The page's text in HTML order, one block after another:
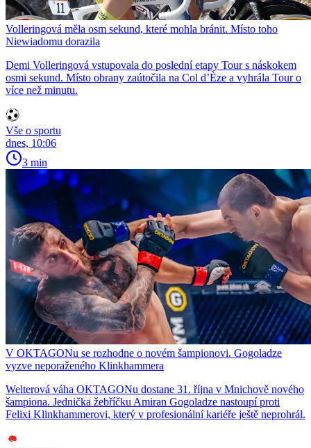
Volleringová měla osm sekund, které mohla bránit. Místo toho
Niewiadomu dorazila
Demi Volleringová vstupovala do poslední etapy Tour s náskokem
osmi sekund. Místo obrany zaútočila na Col d’Èze a vyhrála Tour o
více než minutu.
Vše o sportu
dnes, 10:06
3 min
V OKTAGONu se rozhodne o novém šampionovi. Gogoladze
vyzve neporaženého Klinkhammera
Welterová váha OKTAGONu dostane 31. října v Mnichově nového
šampiona. Jednička žebříčku Amiran Gogoladze nastoupí proti
Felixi Klinkhammerovi, který v profesionální kariéře ještě neprohrál.